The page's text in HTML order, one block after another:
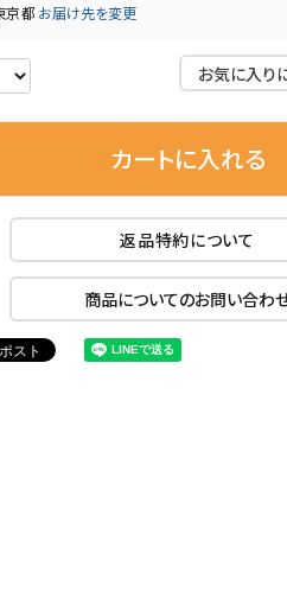
京都 お届け先を変更
お気に入り
カートに入れる
返品特約について
商品についてのお問い合わ